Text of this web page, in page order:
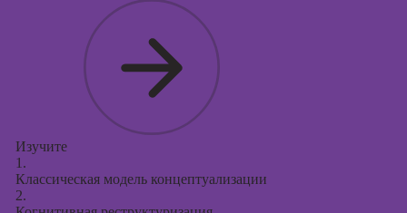
Изучите
1.
Классическая модель концептуализации
2.